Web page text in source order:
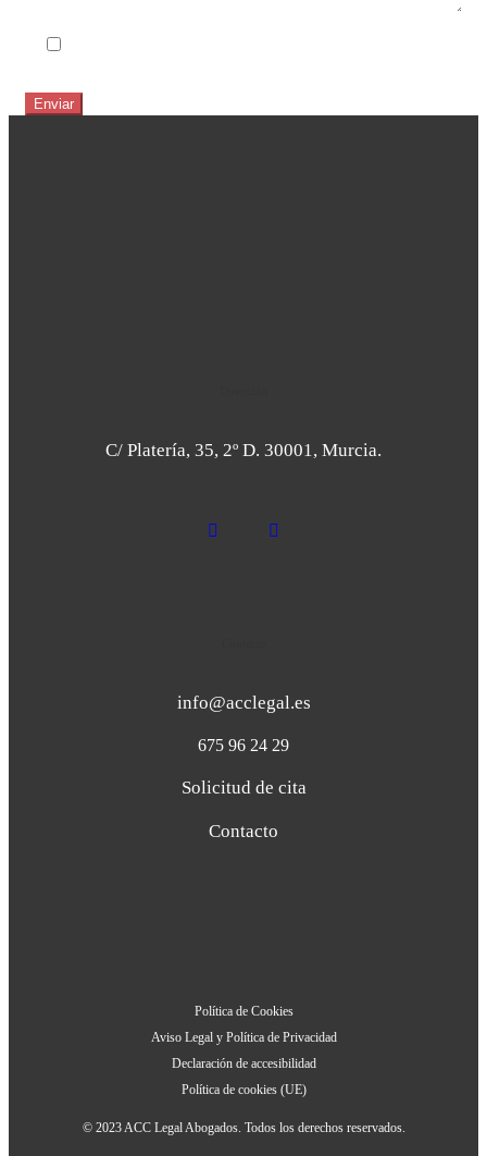
C/ Platería, 35, 2º D. 30001, Murcia.
info@acclegal.es
675 96 24 29
Solicitud de cita
Contacto
Política de Cookies
Aviso Legal y Política de Privacidad
Declaración de accesibilidad
Política de cookies (UE)
© 2023 ACC Legal Abogados. Todos los derechos reservados.